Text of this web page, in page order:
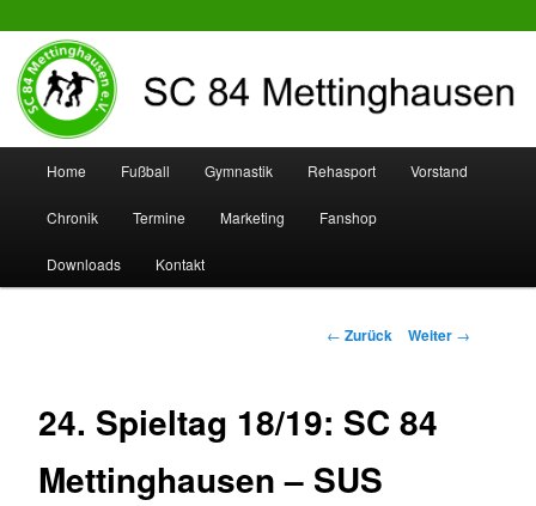
SC 84 Mettinghausen
Zum
Inhalt
wechseln
Zum
sekundären
Inhalt
Home Fußball Gymnastik Rehasport Vorstand
Chronik Termine Marketing Fanshop
Downloads Kontakt
Beitrags-
← Zurück Weiter →
24. Spieltag 18/19: SC 84
Mettinghausen – SUS